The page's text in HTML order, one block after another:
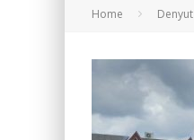
Home